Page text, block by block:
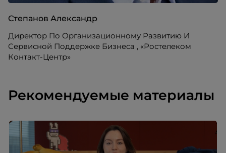
Степанов Александр
Директор По Организационному Развитию И
Сервисной Поддержке Бизнеса , «Ростелеком
Контакт-Центр»
Рекомендуемые материалы